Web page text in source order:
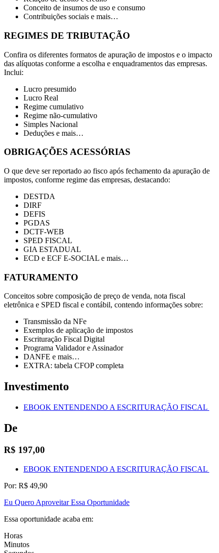
Conceito de insumos de uso e consumo
Contribuições sociais e mais…
REGIMES DE TRIBUTAÇÃO
Confira os diferentes formatos de apuração de impostos e o impacto
das alíquotas conforme a escolha e enquadramentos das empresas.
Inclui:
Lucro presumido
Lucro Real
Regime cumulativo
Regime não-cumulativo
Simples Nacional
Deduções e mais…
OBRIGAÇÕES ACESSÓRIAS
O que deve ser reportado ao fisco após fechamento da apuração de
impostos, conforme regime das empresas, destacando:
DESTDA
DIRF
DEFIS
PGDAS
DCTF-WEB
SPED FISCAL
GIA ESTADUAL
ECD e ECF E-SOCIAL e mais…
FATURAMENTO
Conceitos sobre composição de preço de venda, nota fiscal
eletrônica e SPED fiscal e contábil, contendo informações sobre:
Transmissão da NFe
Exemplos de aplicação de impostos
Escrituração Fiscal Digital
Programa Validador e Assinador
DANFE e mais…
EXTRA: tabela CFOP completa
Investimento
EBOOK ENTENDENDO A ESCRITURAÇÃO FISCAL ​
De
R$ 197,00
EBOOK ENTENDENDO A ESCRITURAÇÃO FISCAL ​
Por: R$ 49,90
Eu Quero Aproveitar Essa Oportunidade
Essa oportunidade acaba em:
Horas
Minutos